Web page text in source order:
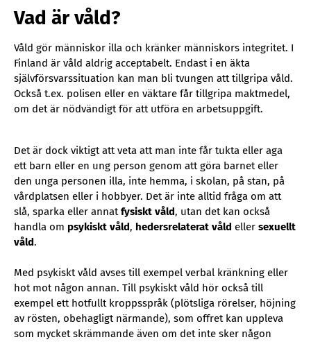
Vad är våld?
Våld gör människor illa och kränker människors integritet. I
Finland är våld aldrig acceptabelt. Endast i en äkta
självförsvarssituation kan man bli tvungen att tillgripa våld.
Också t.ex. polisen eller en väktare får tillgripa maktmedel,
om det är nödvändigt för att utföra en arbetsuppgift.
Det är dock viktigt att veta att man inte får tukta eller aga
ett barn eller en ung person genom att göra barnet eller
den unga personen illa, inte hemma, i skolan, på stan, på
vårdplatsen eller i hobbyer. Det är inte alltid fråga om att
slå, sparka eller annatfysiskt våld, utan det kan också
handla om psykiskt våld, hedersrelaterat våld eller sexuellt
våld.
Med psykiskt våld avses till exempel verbal kränkning eller
hot mot någon annan. Till psykiskt våld hör också till
exempel ett hotfullt kroppsspråk (plötsliga rörelser, höjning
av rösten, obehagligt närmande), som offret kan uppleva
som mycket skrämmande även om det inte sker någon